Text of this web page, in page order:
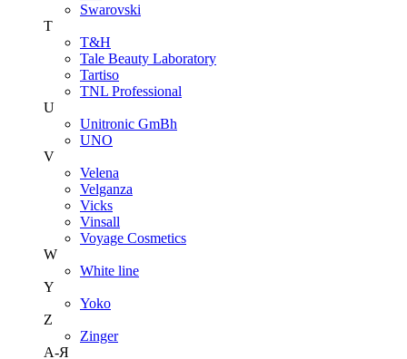
Swarovski
T
T&H
Tale Beauty Laboratory
Tartiso
TNL Professional
U
Unitroniс GmBh
UNO
V
Velena
Velganza
Vicks
Vinsall
Voyage Cosmetics
W
White line
Y
Yoko
Z
Zinger
А-Я